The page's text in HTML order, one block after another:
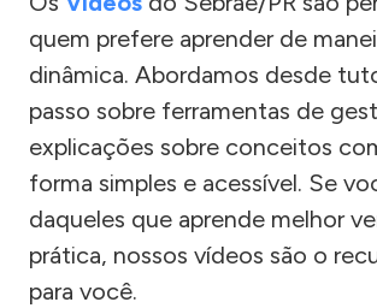
quem prefere aprender de
dinâmica. Abordamos desde
passo sobre ferramentas de
explicações sobre conceitos
forma simples e acessível. Se
daqueles que aprende melhor
prática, nossos vídeos são o
para você.